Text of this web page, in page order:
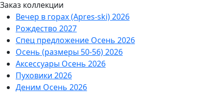
Заказ коллекции
Вечер в горах (Apres-ski) 2026
Рождество 2027
Спец предложение Осень 2026
Осень (размеры 50-56) 2026
Аксессуары Осень 2026
Пуховики 2026
Деним Осень 2026